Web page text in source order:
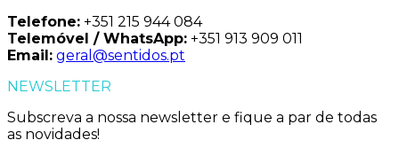
Telefone: +351 215 944 084
Telemóvel / WhatsApp: +351 913 909 011
Email: geral@sentidos.pt
NEWSLETTER
Subscreva a nossa newsletter e fique a par de todas
as novidades!